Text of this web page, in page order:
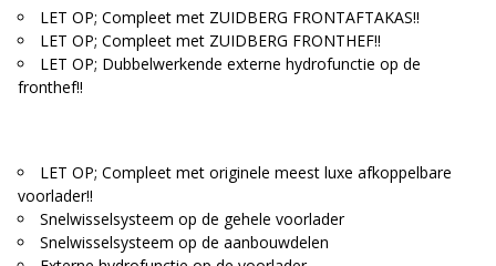
LET OP; Compleet met ZUIDBERG FRONTAFTAKAS!!
LET OP; Compleet met ZUIDBERG FRONTHEF!!
LET OP; Dubbelwerkende externe hydrofunctie op de
fronthef!!
LET OP; Compleet met originele meest luxe afkoppelbare
voorlader!!
Snelwisselsysteem op de gehele voorlader
Snelwisselsysteem op de aanbouwdelen